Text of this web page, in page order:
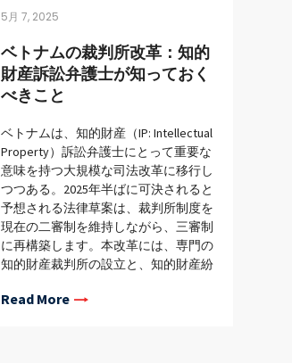
5月 7, 2025
ベトナムの裁判所改革：知的
財産訴訟弁護士が知っておく
べきこと
ベトナムは、知的財産（IP: Intellectual
Property）訴訟弁護士にとって重要な
意味を持つ大規模な司法改革に移行し
つつある。2025年半ばに可決されると
予想される法律草案は、裁判所制度を
現在の二審制を維持しながら、三審制
に再構築します。本改革には、専門の
知的財産裁判所の設立と、知的財産紛
に変える可能性のある管轄権の再配分
Read More